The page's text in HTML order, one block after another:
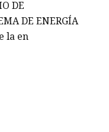
Kit
DE
DE ENERGÍA
la en